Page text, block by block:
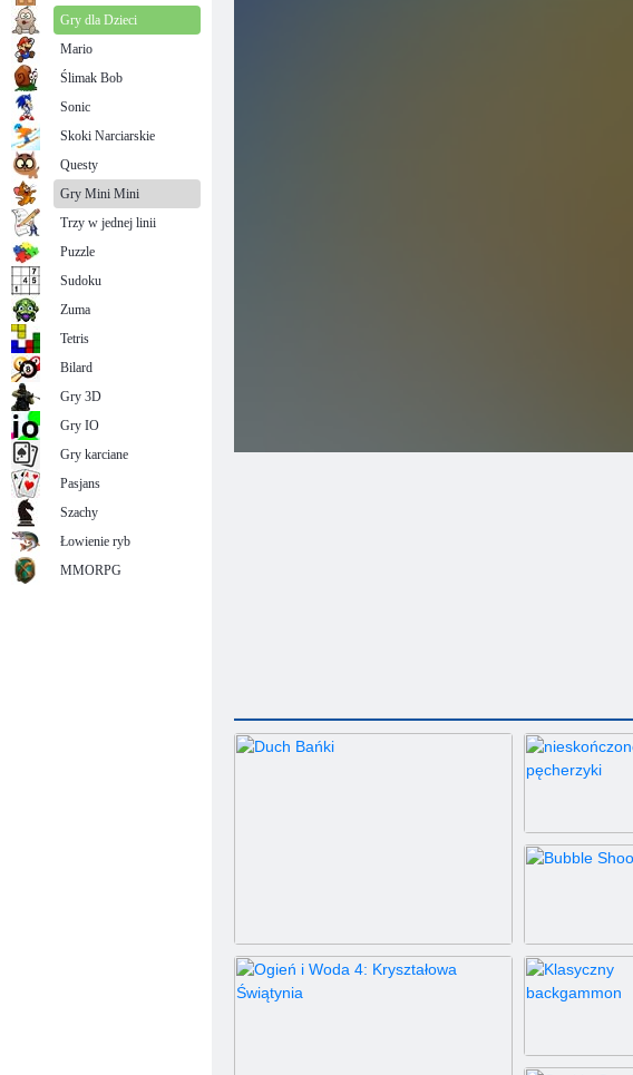
Gry dla Dzieci
Mario
Ślimak Bob
Sonic
Skoki Narciarskie
Questy
Gry Mini Mini
Trzy w jednej linii
Puzzle
Sudoku
Zuma
Tetris
Bilard
Gry 3D
Gry IO
Gry karciane
Pasjans
Szachy
Łowienie ryb
MMORPG